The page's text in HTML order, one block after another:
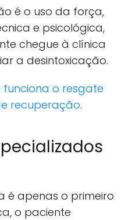
é o uso da força,
e psicológica,
chegue à clínica
a desintoxicação.
funciona o resgate
recuperação.
é apenas o primeiro
o paciente